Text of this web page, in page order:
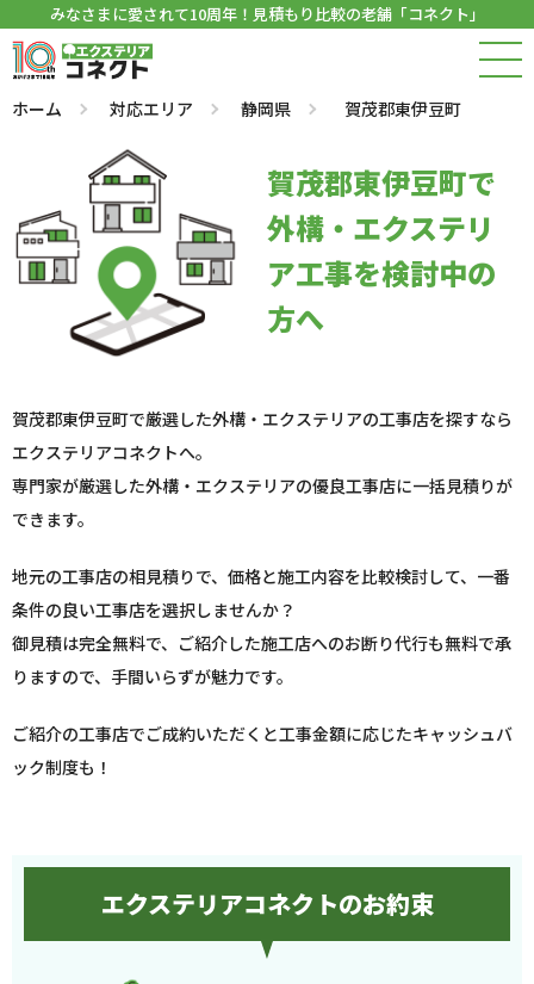
みなさまに愛されて10周年！見積もり比較の老舗「コネクト」
ホーム 対応エリア 静岡県 賀茂郡東伊豆町
賀茂郡東伊豆町で
外構・エクステリ
ア工事を検討中の
方へ
賀茂郡東伊豆町で厳選した外構・エクステリアの工事店を探すなら
エクステリアコネクトへ。
専門家が厳選した外構・エクステリアの優良工事店に一括見積りが
できます。
地元の工事店の相見積りで、価格と施工内容を比較検討して、一番
条件の良い工事店を選択しませんか？
御見積は完全無料で、ご紹介した施工店へのお断り代行も無料で承
りますので、手間いらずが魅力です。
ご紹介の工事店でご成約いただくと工事金額に応じたキャッシュバ
ック制度も！
エクステリアコネクトのお約束